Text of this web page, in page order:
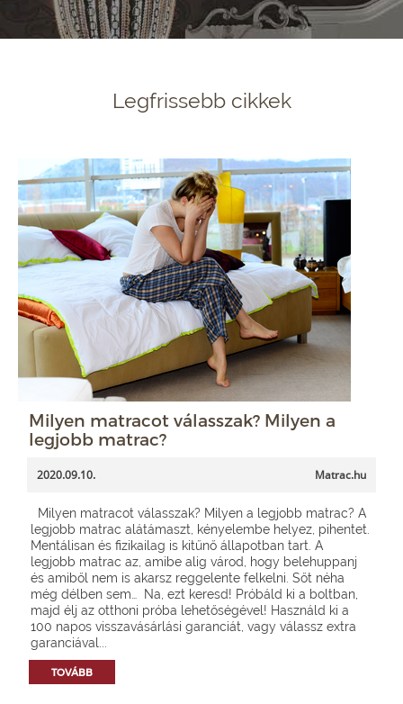
Legfrissebb cikkek
Milyen matracot válasszak? Milyen a
legjobb matrac?
2020.09.10. Matrac.hu
Milyen matracot válasszak? Milyen a legjobb matrac? A
legjobb matrac alátámaszt, kényelembe helyez, pihentet.
Mentálisan és fizikailag is kitűnő állapotban tart. A
legjobb matrac az, amibe alig várod, hogy belehuppanj
és amiből nem is akarsz reggelente felkelni. Sőt néha
még délben sem… Na, ezt keresd! Próbáld ki a boltban,
majd élj az otthoni próba lehetőségével! Használd ki a
100 napos visszavásárlási garanciát, vagy válassz extra
garanciával...
TOVÁBB